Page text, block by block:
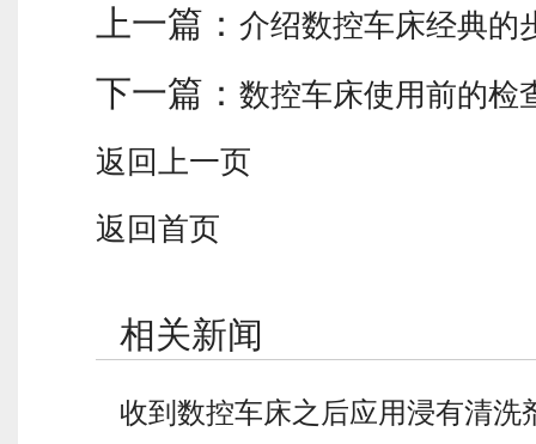
上一篇： 介绍数控车床经典的
下一篇： 数控车床使用前的检
返回上一页
返回首页
相关新闻
收到数控车床之后应用浸有清